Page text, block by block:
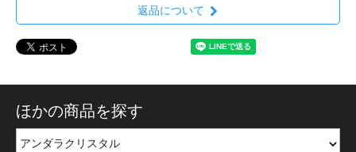
返品について
ほかの商品を探す